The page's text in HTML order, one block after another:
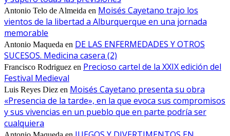
Antonio Telo de Almeida en Moisés Cayetano trajo los
vientos de la libertad a Alburquerque en una jornada
memorable
Antonio Maqueda en DE LAS ENFERMEDADES Y OTROS
SUCESOS. Medicina casera (2)
Francisco Rodriguez en Precioso cartel de la XXIX edición del
Festival Medieval
Luis Reyes Diez en Moisés Cayetano presenta su obra
«Presencia de la tarde», en la que evoca sus compromisos
y sus vivencias en un pueblo que en parte podría ser
cualquiera